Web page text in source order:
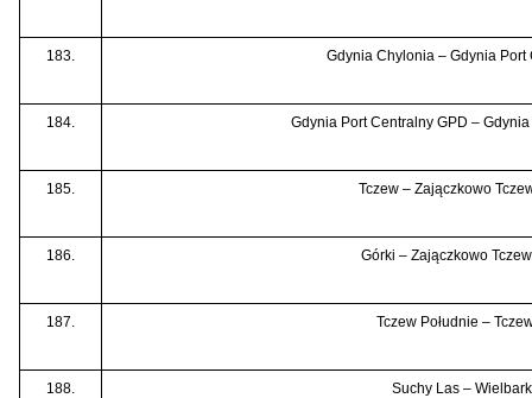
183. Gdynia Chylonia – Gdynia Port
184. Gdynia Port Centralny GPD –
185. Tczew – Zajączkowo
186. Górki – Zajączkowo
187. Tczew Południe –
188. Suchy Las –